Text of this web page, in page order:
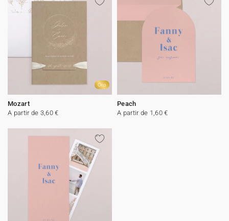
Oro
Mozart
A partir de 3,60 €
Peach
A partir de 1,60 €